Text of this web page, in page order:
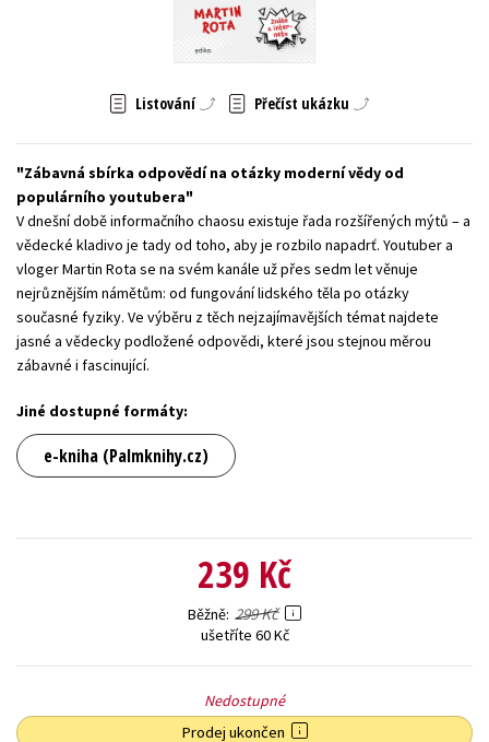
Zahraniční literatura
Listování Přečíst ukázku
Zábavná sbírka odpovědí na otázky moderní vědy od
populárního youtubera
V dnešní době informačního chaosu existuje řada rozšířených mýtů – a
vědecké kladivo je tady od toho, aby je rozbilo napadrť. Youtuber a
vloger Martin Rota se na svém kanále už přes sedm let věnuje
nejrůznějším námětům: od fungování lidského těla po otázky
současné fyziky. Ve výběru z těch nejzajímavějších témat najdete
jasné a vědecky podložené odpovědi, které jsou stejnou měrou
zábavné i fascinující.
Jiné dostupné formáty:
e-kniha (Palmknihy.cz)
239 Kč
Běžně 299 Kč
ušetříte 60 Kč
Nedostupné
Prodej ukončen